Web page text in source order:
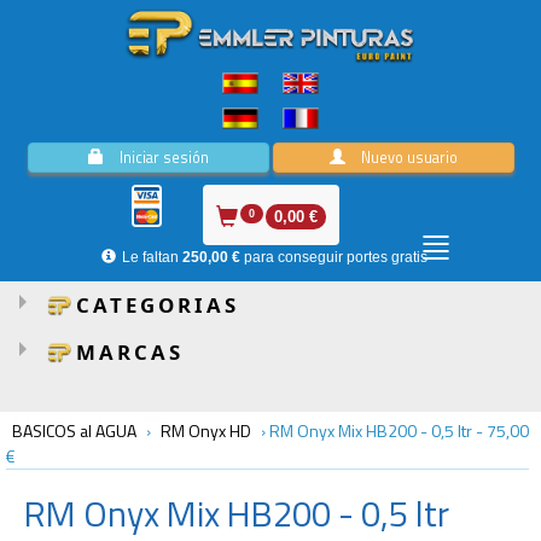
Iniciar sesión Nuevo usuario
0 0,00 €
Le faltan 250,00 € para conseguir portes gratis
CATEGORIAS
MARCAS
BASICOS al AGUA › RM Onyx HD ›RM Onyx Mix HB200 - 0,5 ltr-75,00
€
RM Onyx Mix HB200 - 0,5 ltr